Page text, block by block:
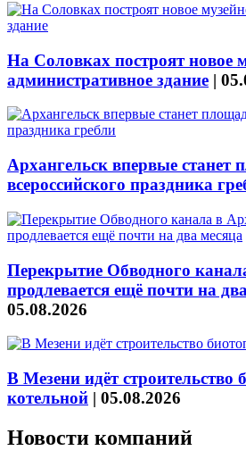
На Соловках построят новое
административное здание |
Архангельск впервые станет
всероссийского праздника
Перекрытие Обводного
продлевается ещё почти на
05.08.2026
В Мезени идёт строительство
котельной | 05.08.2026
Новости компаний